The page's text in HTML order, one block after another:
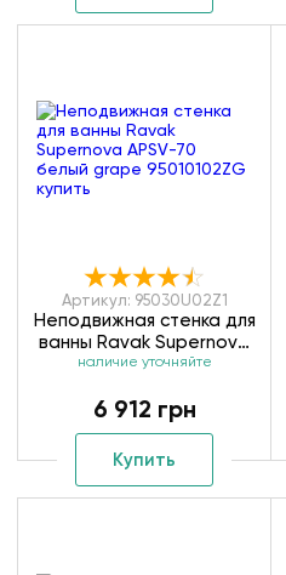
Артикул: 95030U02Z1
Неподвижная стенка для
ванны Ravak Supernova
APSV-75 сатин
наличие уточняйте
6 912 грн
Купить